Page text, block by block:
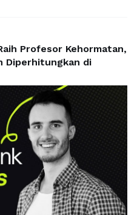
Profesor Kehormatan,
Diperhitungkan di